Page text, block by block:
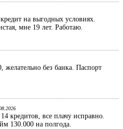
на выгодных условиях.
мне 19 лет. Работаю.
желательно без банка. Паспорт
кредитов, все плачу исправно.
130.000 на полгода.